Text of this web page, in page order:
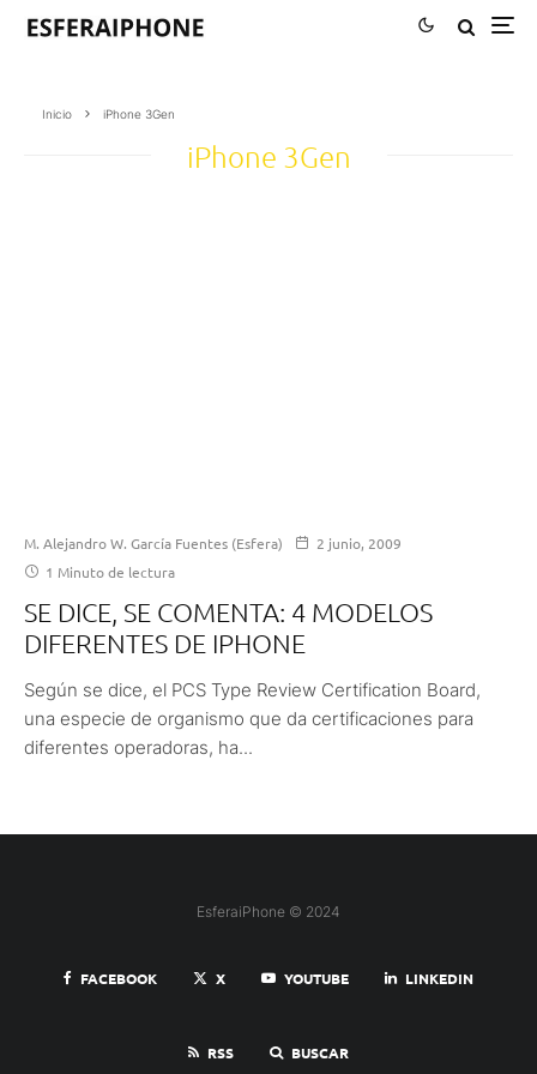
Inicio iPhone 3Gen
iPhone 3Gen
M. Alejandro W. García Fuentes (Esfera)
2 junio, 2009
1 Minuto de lectura
SE DICE, SE COMENTA: 4 MODELOS
DIFERENTES DE IPHONE
Según se dice, el PCS Type Review Certification Board,
una especie de organismo que da certificaciones para
diferentes operadoras, ha...
EsferaiPhone © 2024
FACEBOOK X YOUTUBE LINKEDIN
RSS BUSCAR